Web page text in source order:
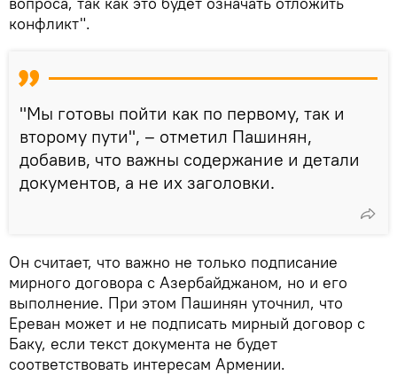
конфликт".
"Мы готовы пойти как по первому, так и
второму пути", – отметил Пашинян,
добавив, что важны содержание и детали
документов, а не их заголовки.
Он считает, что важно не только подписание
мирного договора с Азербайджаном, но и его
выполнение. При этом Пашинян уточнил, что
Ереван может и не подписать мирный договор с
Баку, если текст документа не будет
соответствовать интересам Армении.